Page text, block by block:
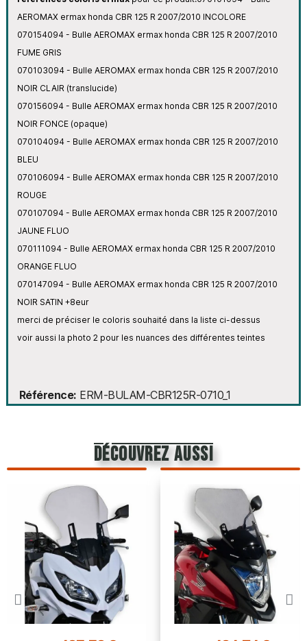
AEROMAX ermax honda CBR 125 R 2007/2010 INCOLORE
070154094 - Bulle AEROMAX ermax honda CBR 125 R 2007/2010
FUME GRIS
070103094 - Bulle AEROMAX ermax honda CBR 125 R 2007/2010
NOIR CLAIR (translucide)
070156094 - Bulle AEROMAX ermax honda CBR 125 R 2007/2010
NOIR FONCE (opaque)
070104094 - Bulle AEROMAX ermax honda CBR 125 R 2007/2010
BLEU
070106094 - Bulle AEROMAX ermax honda CBR 125 R 2007/2010
ROUGE
070107094 - Bulle AEROMAX ermax honda CBR 125 R 2007/2010
JAUNE FLUO
070111094 - Bulle AEROMAX ermax honda CBR 125 R 2007/2010
ORANGE FLUO
070147094 - Bulle AEROMAX ermax honda CBR 125 R 2007/2010
NOIR SATIN +8eur
merci de préciser le coloris souhaité dans la liste ci-dessus
voir aussi la photo 2 pour les nuances des différentes teintes
Référence ERM-BULAM-CBR125R-0710_1
découvrez aussi